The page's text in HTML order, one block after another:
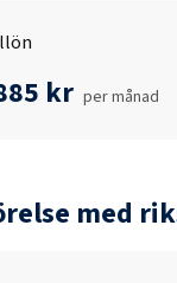
kr per månad
med